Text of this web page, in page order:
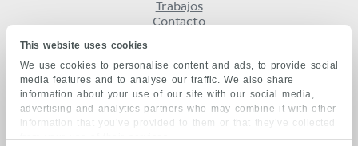
This website uses cookies
We use cookies to personalise content and ads, to provide social
media features and to analyse our traffic. We also share
information about your use of our site with our social media,
advertising and analytics partners who may combine it with other
information that you’ve provided to them or that they’ve collected
from your use of their services.
Trabajos
Contacto
Términos y condiciones
Privacidad
KENHUB EN...
English